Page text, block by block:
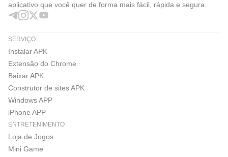
aplicativo que você quer de forma mais fácil, rápida e segura.
SERVIÇO
Instalar APK
Extensão do Chrome
Baixar APK
Construtor de sites APK
Windows APP
iPhone APP
ENTRETENIMENTO
Loja de Jogos
Mini Game